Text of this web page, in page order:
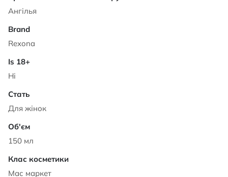
Ангілья
Rexona
Ні
Для жінок
150 мл
Мас маркет